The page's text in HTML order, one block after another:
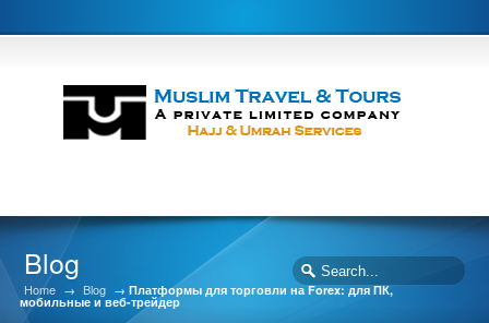
Blog
Home → Blog →Платформы для торговли на Forex: для ПК,
мобильные и веб-трейдер